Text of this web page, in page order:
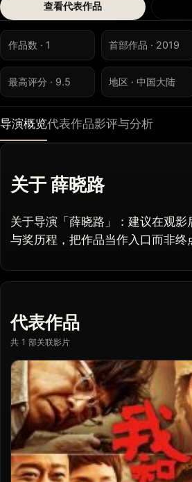
查看代表作品
作品数 · 1 首部作品 · 2019
最高评分 · 9.5 地区 · 中国大陆
导演概览代表作品影评与分析
关于 薛晓路
关于导演「薛晓路」：建议在观影
与奖历程，把作品当作入口而非终
代表作品
共 1 部关联影片